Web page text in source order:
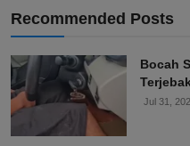
Recommended Posts
Bocah
Jul 31,